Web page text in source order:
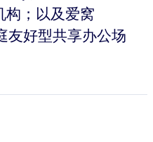
构；以及爱窝
友好型共享办公场